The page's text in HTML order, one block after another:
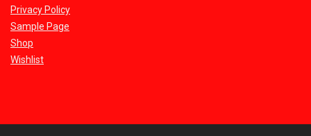
Privacy Policy
Sample Page
Shop
Wishlist